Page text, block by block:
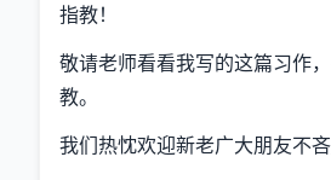
指教！
敬请老师看看我写的这篇习作
教。
我们热忱欢迎新老广大朋友不吝